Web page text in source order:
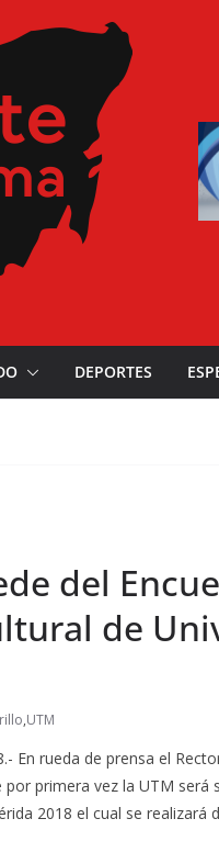
DEPORTES
del
de
,UTM
En rueda de prensa el
primera vez la UTM
2018 el cual se realizará